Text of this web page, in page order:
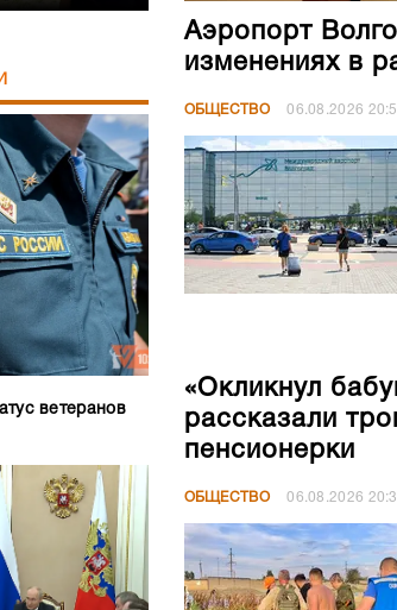
ветеранов
Аэропорт
изменениях в
ОБЩЕСТВО 06.08.2026
«Окликнул
рассказали
пенсионерки
ОБЩЕСТВО 06.08.2026